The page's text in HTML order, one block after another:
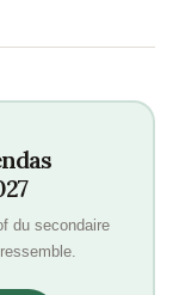
du secondaire